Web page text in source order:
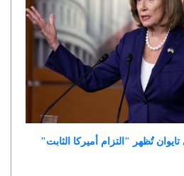
تُظهر "التزام أميركا الثابت"